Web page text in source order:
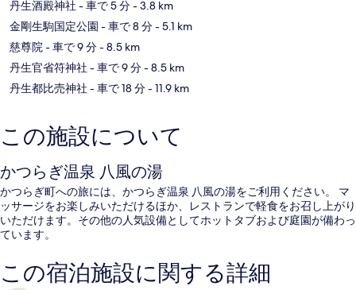
て
の
写
真
を
示
る
丹生酒殿神社 - 車で 5 分- 3.8 km
金剛生駒国定公園 - 車で 8 分- 5.1 km
慈尊院- 車で 9 分- 8.5 km
丹生官省符神社 - 車で 9 分- 8.5 km
丹生都比売神社 - 車で 18 分- 11.9 km
この施設について
かつらぎ温泉 八風の湯
かつらぎ町への旅には、かつらぎ温泉 八風の湯をご利用ください。 マ
ッサージをお楽しみいただけるほか、レストランで軽食をお召し上がり
いただけます。その他の人気設備としてホットタブおよび庭園が備わっ
ています。
この宿泊施設に関する詳細